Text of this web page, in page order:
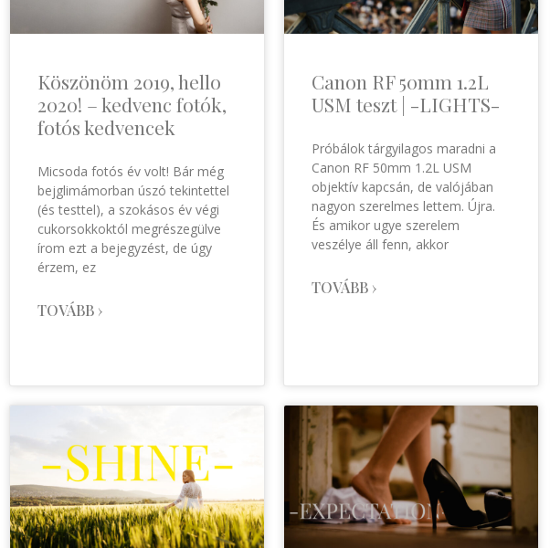
Köszönöm 2019, hello
2020! – kedvenc fotók,
fotós kedvencek
Micsoda fotós év volt! Bár még
bejglimámorban úszó tekintettel
(és testtel), a szokásos év végi
cukorsokkoktól megrészegülve
írom ezt a bejegyzést, de úgy
érzem, ez
TOVÁBB ›
Canon RF 50mm 1.2L
USM teszt | -LIGHTS-
Próbálok tárgyilagos maradni a
Canon RF 50mm 1.2L USM
objektív kapcsán, de valójában
nagyon szerelmes lettem. Újra.
És amikor ugye szerelem
veszélye áll fenn, akkor
TOVÁBB ›